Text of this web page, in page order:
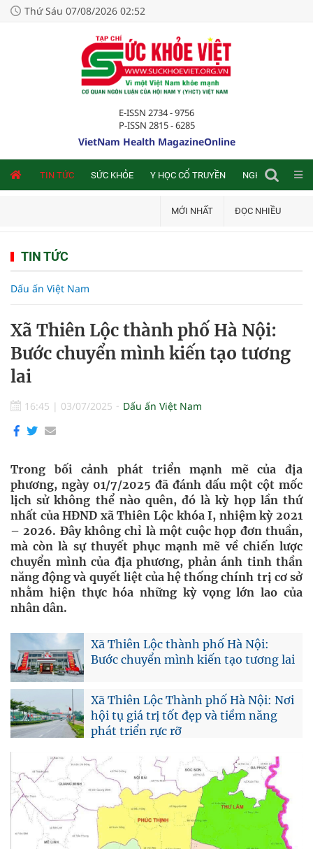
Thứ Sáu 07/08/2026 02:52
E-ISSN 2734 - 9756
P-ISSN 2815 - 6285
VietNam Health MagazineOnline
TIN TỨC SỨC KHỎE Y HỌC CỔ TRUYỀN NGHIÊN CỨU
MỚI NHẤT ĐỌC NHIỀU
TIN TỨC
Dấu ấn Việt Nam
Xã Thiên Lộc thành phố Hà Nội:
Bước chuyển mình kiến tạo tương
lai
16:45 | 03/07/2025 Dấu ấn Việt Nam
Trong bối cảnh phát triển mạnh mẽ của địa
phương, ngày 01/7/2025 đã đánh dấu một cột mốc
lịch sử không thể nào quên, đó là kỳ họp lần thứ
nhất của HĐND xã Thiên Lộc khóa I, nhiệm kỳ 2021
– 2026. Đây không chỉ là một cuộc họp đơn thuần,
mà còn là sự thuyết phục mạnh mẽ về chiến lược
chuyển mình của địa phương, phản ánh tinh thần
năng động và quyết liệt của hệ thống chính trị cơ sở
nhằm hiện thực hóa những kỳ vọng lớn lao của
nhân dân.
Xã Thiên Lộc thành phố Hà Nội:
Bước chuyển mình kiến tạo tương lai
Xã Thiên Lộc Thành phố Hà Nội: Nơi
hội tụ giá trị tốt đẹp và tiềm năng
phát triển rực rỡ